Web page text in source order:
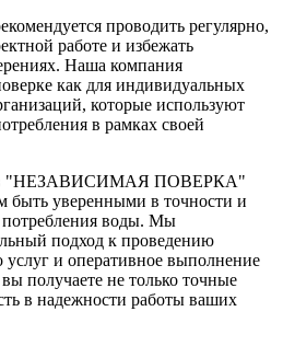
проводить регулярно,
работе и избежать
Наша компания
как для индивидуальных
которые используют
в рамках своей
в "НЕЗАВИСИМАЯ ПОВЕРКА"
быть уверенными в точности и
потребления воды. Мы
подход к проведению
услуг и оперативное выполнение
получаете не только точные
в надежности работы ваших